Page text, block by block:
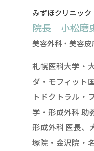
みずほクリニック
院長 小松磨
美容外科・美容
札幌医科大学・
ダ・モフィット
トドクトラル・
学・形成外科 助
形成外科 医長、
塚院・金沢院・